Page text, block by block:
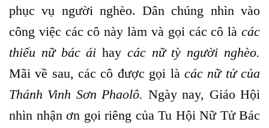
phục vụ người nghèo. Dân chúng nhìn vào
công việc các cô này làm và gọi các cô là các
thiếu nữ bác áihay các nữ tỳ người nghèo.
Mãi về sau, các cô được gọi là các nữ tử của
Thánh Vinh Sơn Phaolô. Ngày nay, Giáo Hội
nhìn nhận ơn gọi riêng của Tu Hội Nữ Tử Bác